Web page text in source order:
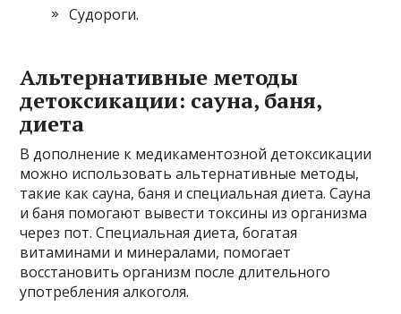
Судороги.
Альтернативные методы
детоксикации: сауна, баня,
диета
В дополнение к медикаментозной детоксикации
можно использовать альтернативные методы,
такие как сауна, баня и специальная диета. Сауна
и баня помогают вывести токсины из организма
через пот. Специальная диета, богатая
витаминами и минералами, помогает
восстановить организм после длительного
употребления алкоголя.